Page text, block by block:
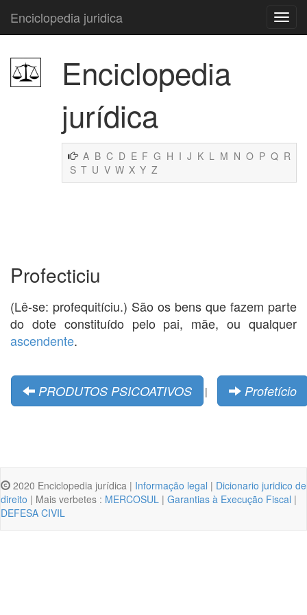
Enciclopedia juridica
Enciclopedia
jurídica
A B C D E F G H I J K L M N O P Q R
S T U V W X Y Z
Profecticiu
(Lê-se: profequitíciu.) São os bens que fazem parte
do dote constituído pelo pai, mãe, ou qualquer
ascendente.
PRODUTOS PSICOATIVOS | Profetício
2020 Enciclopedia jurídica | Informação legal | Dicionario juridico de
direito | Mais verbetes : MERCOSUL | Garantias à Execução Fiscal |
DEFESA CIVIL